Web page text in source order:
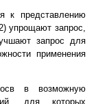
к представлению
упрощают запрос,
запрос для
применения
в возможную
для которых